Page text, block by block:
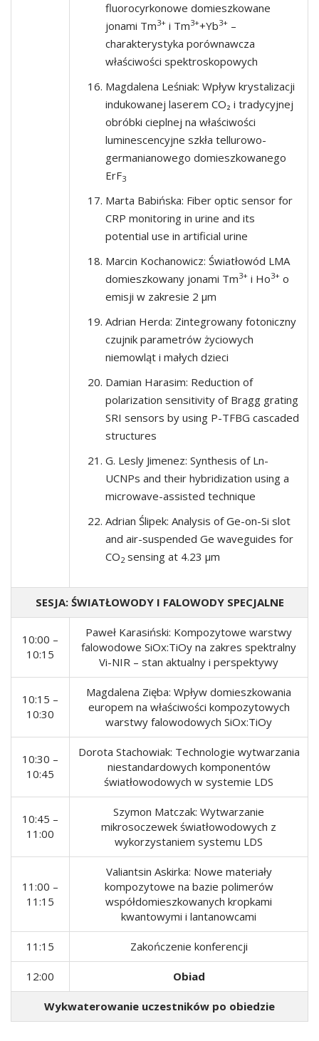
fluorocyrkonowe domieszkowane
jonami Tm3+ i Tm3++Yb3+ –
charakterystyka porównawcza
właściwości spektroskopowych
Magdalena Leśniak: Wpływ krystalizacji
indukowanej laserem CO₂ i tradycyjnej
obróbki cieplnej na właściwości
luminescencyjne szkła tellurowo-
germanianowego domieszkowanego
ErF3
Marta Babińska: Fiber optic sensor for
CRP monitoring in urine and its
potential use in artificial urine
Marcin Kochanowicz: Światłowód LMA
domieszkowany jonami Tm3+ i Ho3+ o
emisji w zakresie 2 µm
Adrian Herda: Zintegrowany fotoniczny
czujnik parametrów życiowych
niemowląt i małych dzieci
Damian Harasim: Reduction of
polarization sensitivity of Bragg grating
SRI sensors by using P-TFBG cascaded
structures
G. Lesly Jimenez: Synthesis of Ln-
UCNPs and their hybridization using a
microwave-assisted technique
Adrian Ślipek: Analysis of Ge-on-Si slot
and air-suspended Ge waveguides for
CO2 sensing at 4.23 µm
SESJA: ŚWIATŁOWODY I FALOWODY SPECJALNE
10:00 –
10:15
Paweł Karasiński: Kompozytowe warstwy
falowodowe SiOx:TiOy na zakres spektralny
Vi-NIR – stan aktualny i perspektywy
10:15 –
10:30
Magdalena Zięba: Wpływ domieszkowania
europem na właściwości kompozytowych
warstwy falowodowych SiOx:TiOy
10:30 –
10:45
Dorota Stachowiak: Technologie wytwarzania
niestandardowych komponentów
światłowodowych w systemie LDS
10:45 –
11:00
Szymon Matczak: Wytwarzanie
mikrosoczewek światłowodowych z
wykorzystaniem systemu LDS
11:00 –
11:15
Valiantsin Askirka: Nowe materiały
kompozytowe na bazie polimerów
współdomieszkowanych kropkami
kwantowymi i lantanowcami
11:15 Zakończenie konferencji
12:00 Obiad
Wykwaterowanie uczestników po obiedzie